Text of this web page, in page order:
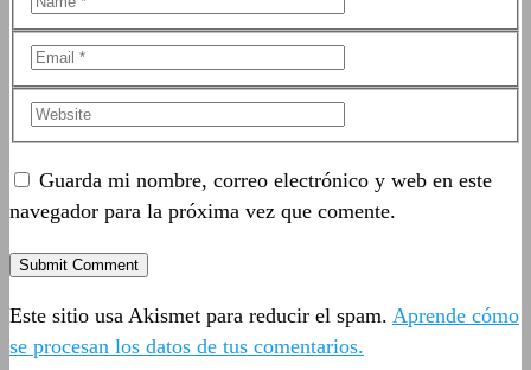
Guarda mi nombre, correo electrónico y web en este
navegador para la próxima vez que comente.
Este sitio usa Akismet para reducir el spam. Aprende cómo
se procesan los datos de tus comentarios.